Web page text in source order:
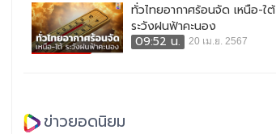
ทั่วไทยอากาศร้อนจัด เหนือ-ใต้
ระวังฝนฟ้าคะนอง
09:52 น.
20 เม.ย. 2567
ข่าวยอดนิยม